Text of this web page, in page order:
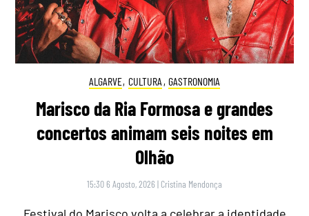
ALGARVE, CULTURA , GASTRONOMIA
Marisco da Ria Formosa e grandes
concertos animam seis noites em
Olhão
15:30 6 Agosto, 2026 | Cristina Mendonça
Festival do Marisco volta a celebrar a identidade